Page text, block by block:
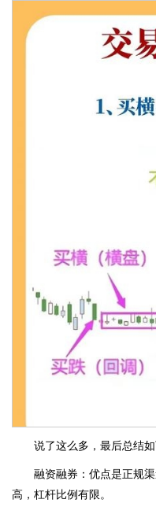
说了这么多，最后总结如
融资融券：优点是正规
高，杠杆比例有限。